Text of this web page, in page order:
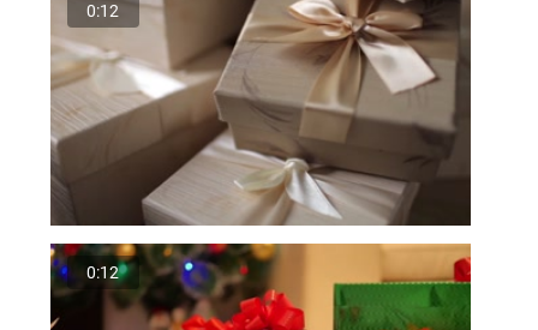
0:12
0:12